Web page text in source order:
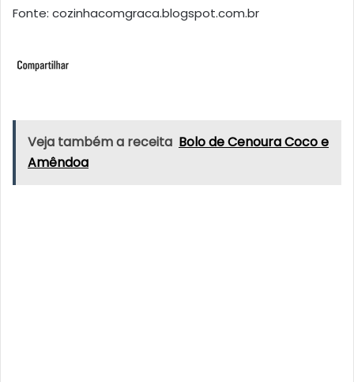
Fonte: cozinhacomgraca.blogspot.com.br
Veja também a receita Bolo de Cenoura Coco e
Amêndoa